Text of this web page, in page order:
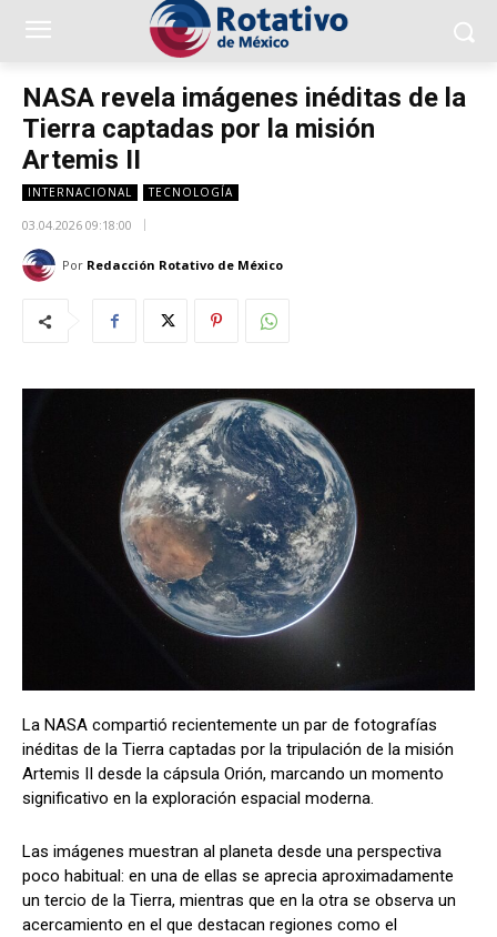
NASA revela imágenes inéditas de la
Tierra captadas por la misión
Artemis II
INTERNACIONAL TECNOLOGÍA
03.04.2026 09:18:00
Por Redacción Rotativo de México
La NASA compartió recientemente un par de fotografías
inéditas de la Tierra captadas por la tripulación de la misión
Artemis II desde la cápsula Orión, marcando un momento
significativo en la exploración espacial moderna.
Las imágenes muestran al planeta desde una perspectiva
poco habitual: en una de ellas se aprecia aproximadamente
un tercio de la Tierra, mientras que en la otra se observa un
acercamiento en el que destacan regiones como el